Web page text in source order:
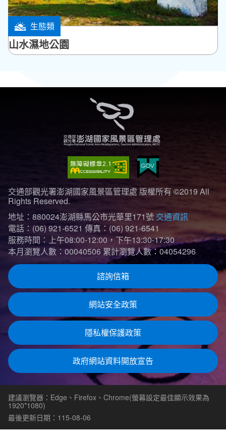
生態類
馬公市
山水濕地公園
交通部觀光署澎湖國家風景區管理處 版權所有 ©2019 All
Rights Reserved.
地址：880024澎湖縣馬公市光華里171號 交通資訊
電話：(06) 921-6521 傳真：(06) 921-6541
服務時間：上午08:00-12:00，下午13:30-17:30
本月瀏覽人數：00040506 累計瀏覽人數：04054296
諮詢信箱
網站安全政策
隱私權保護政策
政府網站資料開放宣告
建議瀏覽器：Edge、Firefox、Chrome(螢幕設定最佳顯示效果為
1920*1080)
最後更新日期：115-08-06